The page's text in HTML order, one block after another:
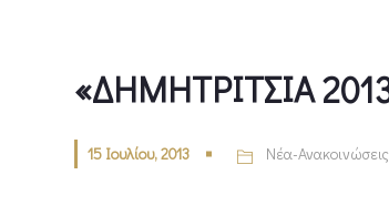
«ΔΗΜΗΤΡΙΤΣΙΑ
15 Ιουλίου, 2013 Νέα-Ανακοινώσεις